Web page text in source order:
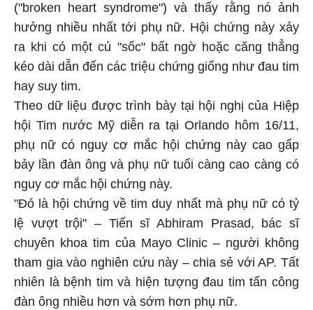
("broken heart syndrome") và thấy rằng nó ảnh
hưởng nhiều nhất tới phụ nữ. Hội chứng này xảy
ra khi có một cú "sốc" bất ngờ hoặc căng thẳng
kéo dài dẫn đến các triệu chứng giống như đau tim
hay suy tim.
Theo dữ liệu được trình bày tại hội nghị của Hiệp
hội Tim nước Mỹ diễn ra tại Orlando hôm 16/11,
phụ nữ có nguy cơ mắc hội chứng này cao gấp
bảy lần đàn ông và phụ nữ tuổi càng cao càng có
nguy cơ mắc hội chứng này.
"Đó là hội chứng về tim duy nhất mà phụ nữ có tỷ
lệ vượt trội" – Tiến sĩ Abhiram Prasad, bác sĩ
chuyên khoa tim của Mayo Clinic – người không
tham gia vào nghiên cứu này – chia sẻ với AP. Tất
nhiên là bệnh tim và hiện tượng đau tim tấn công
đàn ông nhiều hơn và sớm hơn phụ nữ.